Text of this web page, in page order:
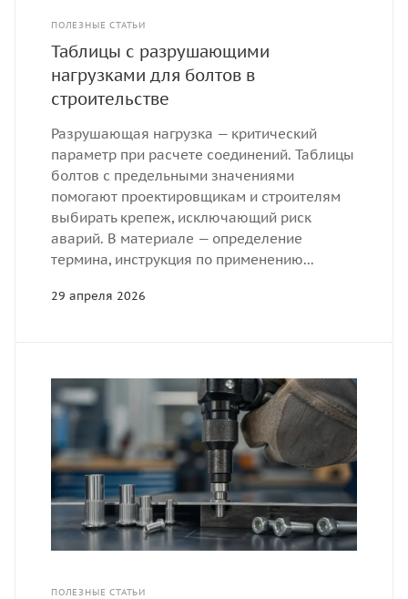
ПОЛЕЗНЫЕ СТАТЬИ
29 апреля 2026
Таблицы с разрушающими
нагрузками для болтов в
строительстве
Разрушающая нагрузка — критический
параметр при расчете соединений. Таблицы
болтов с предельными значениями
помогают проектировщикам и строителям
выбирать крепеж, исключающий риск
аварий. В материале — определение
термина, инструкция по применению...
ПОЛЕЗНЫЕ СТАТЬИ